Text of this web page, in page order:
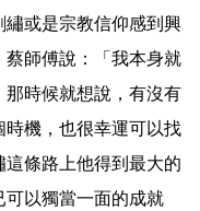
或是宗教信仰感到興
師傅說：「我本身就
時候就想說，有沒有
機，也很幸運可以找
條路上他得到最大的
可以獨當一面的成就